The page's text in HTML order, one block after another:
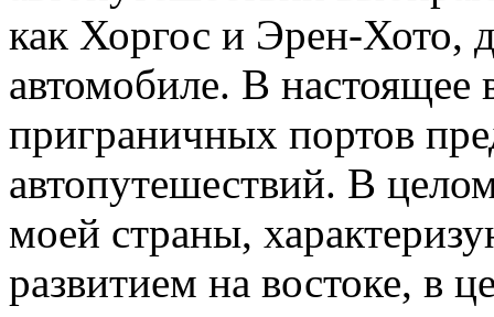
как Хоргос и Эрен-Хото,
автомобиле. В настоящее
приграничных портов
автопутешествий. В
моей страны,
развитием на востоке, в